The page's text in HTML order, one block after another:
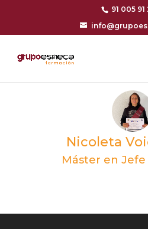
91 005 91
Nicoleta
Máster en